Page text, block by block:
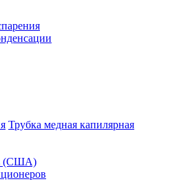
Трубка медная капилярная
(США)